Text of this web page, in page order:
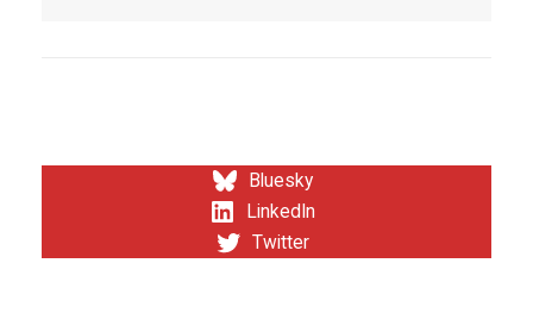
Bluesky
LinkedIn
Twitter